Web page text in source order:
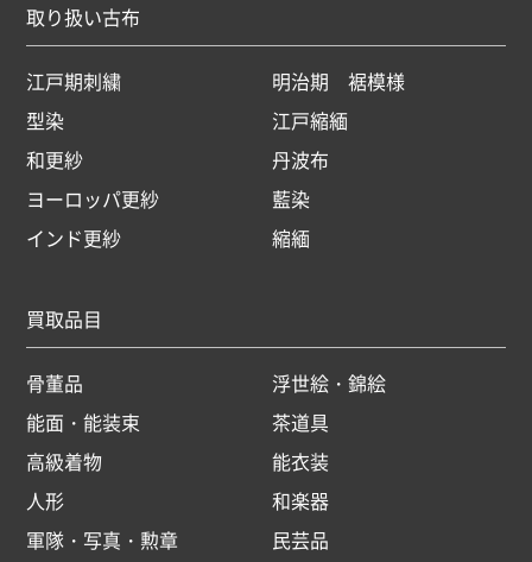
取り扱い古布
江戸期刺繍
明治期 裾模様
型染
江戸縮緬
和更紗
丹波布
ヨーロッパ更紗
藍染
インド更紗
縮緬
買取品目
骨董品
浮世絵・錦絵
能面・能装束
茶道具
高級着物
能衣装
人形
和楽器
軍隊・写真・勲章
民芸品